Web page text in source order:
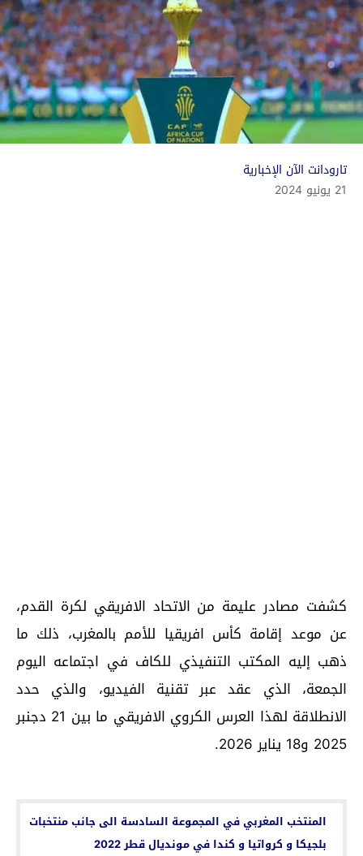
تارودانت الآن الإخبارية
21 يونيو 2024
كشفت مصادر عليمة من الاتحاد الافريقي لكرة القدم،
عن موعد إقامة كأس افريقيا للأمم بالمغرب، ذلك ما
ذهب إليه المكتب التنفيذي للكاف في اجتماعه اليوم
الجمعة، الذي عقد عبر تقنية الفيديو، والذي حدد
الانطلاقة لهذا العرس الكروي الافريقي ما بين 21 دجنبر
2025 و18 يناير 2026.
المنتخب المغربي في المجموعة السادسة الى جانب منتخبات
بلجيكا و كرواتيا و كندا في مونديال قطر 2022